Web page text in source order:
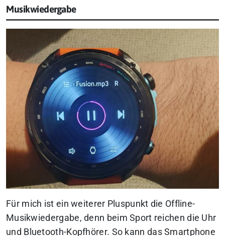
Musikwiedergabe
Für mich ist ein weiterer Pluspunkt die Offline-
Musikwiedergabe, denn beim Sport reichen die Uhr
und Bluetooth-Kopfhörer. So kann das Smartphone